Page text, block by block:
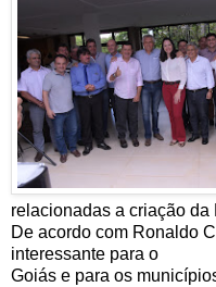
relacionadas a criação
De acordo com Ronaldo
interessante para o
Goiás e para os